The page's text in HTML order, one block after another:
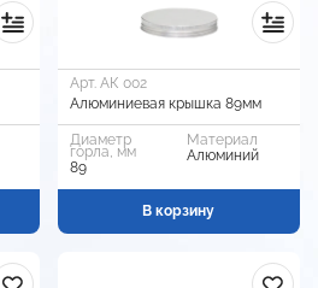
Арт. АК 002
Алюминиевая крышка 89мм
Диаметр
горла, мм
89
Материал
Алюминий
В корзину